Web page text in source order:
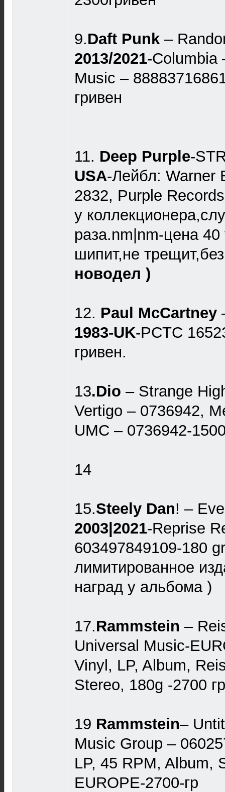
9.Daft Punk ‎–
2013/2021-Columbia
Music –
гривен
11. Deep Purple-
USA-Лейбл: Warner
2832, Purple
у
раза.nm|nm-цена
шипит,не
новодел )
12. Paul McCartney ‎
1983-UK-PCTC
гривен.
13.Dio – Strange
Vertigo – 0736942,
UMC – 0736942-
14
15.Steely Dan! –
2003|2021-Reprise
603497849109-180
лимитированное
наград у альбома )
17.Rammstein ‎–
Universal Music-
Vinyl, LP, Album,
Stereo, 180g -2700 гр
19 Rammstein–
Music Group ‎–
LP, 45 RPM, Album,
EUROPE-2700-гр